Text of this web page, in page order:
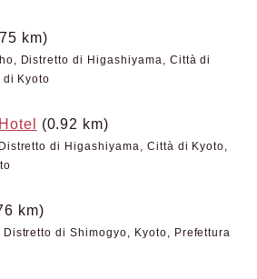
km)
Distretto di Higashiyama, Città di
di Kyoto
(0.92 km)
di Higashiyama, Città di Kyoto,
km)
di Shimogyo, Kyoto, Prefettura